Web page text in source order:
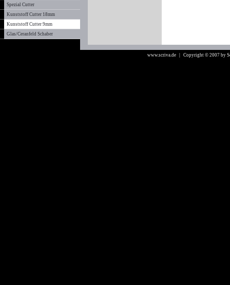
Spezial Cutter
Kunststoff Cutter 18mm
Kunststoff Cutter 9mm
Glas/Ceranfeld Schaber
www.scriva.de | Copyright © 2007 by